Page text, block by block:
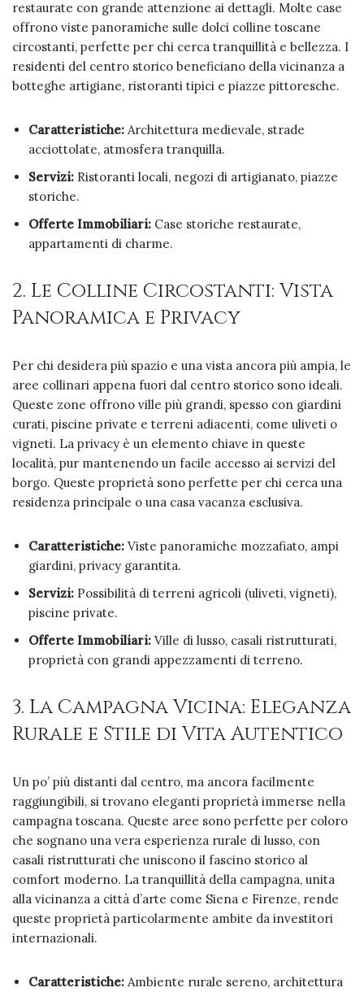
restaurate con grande attenzione ai dettagli. Molte case
offrono viste panoramiche sulle dolci colline toscane
circostanti, perfette per chi cerca tranquillità e bellezza. I
residenti del centro storico beneficiano della vicinanza a
botteghe artigiane, ristoranti tipici e piazze pittoresche.
Caratteristiche: Architettura medievale, strade
acciottolate, atmosfera tranquilla.
Servizi: Ristoranti locali, negozi di artigianato, piazze
storiche.
Offerte Immobiliari: Case storiche restaurate,
appartamenti di charme.
2. Le Colline Circostanti: Vista
Panoramica e Privacy
Per chi desidera più spazio e una vista ancora più ampia, le
aree collinari appena fuori dal centro storico sono ideali.
Queste zone offrono ville più grandi, spesso con giardini
curati, piscine private e terreni adiacenti, come uliveti o
vigneti. La privacy è un elemento chiave in queste
località, pur mantenendo un facile accesso ai servizi del
borgo. Queste proprietà sono perfette per chi cerca una
residenza principale o una casa vacanza esclusiva.
Caratteristiche: Viste panoramiche mozzafiato, ampi
giardini, privacy garantita.
Servizi: Possibilità di terreni agricoli (uliveti, vigneti),
piscine private.
Offerte Immobiliari: Ville di lusso, casali ristrutturati,
proprietà con grandi appezzamenti di terreno.
3. La Campagna Vicina: Eleganza
Rurale e Stile di Vita Autentico
Un po’ più distanti dal centro, ma ancora facilmente
raggiungibili, si trovano eleganti proprietà immerse nella
campagna toscana. Queste aree sono perfette per coloro
che sognano una vera esperienza rurale di lusso, con
casali ristrutturati che uniscono il fascino storico al
comfort moderno. La tranquillità della campagna, unita
alla vicinanza a città d’arte come Siena e Firenze, rende
queste proprietà particolarmente ambite da investitori
internazionali.
Caratteristiche: Ambiente rurale sereno, architettura